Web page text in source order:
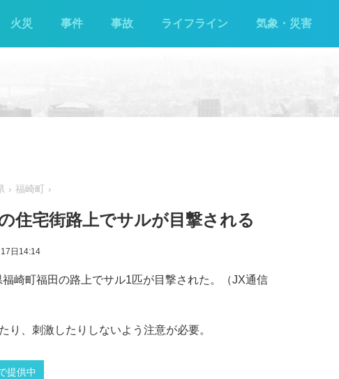
火災 事件 事故 ライフライン 気象・災害
福崎町
住宅街路上でサルが目撃される
日14:14
崎町福田の路上でサル1匹が目撃された。（JX通信
り、刺激したりしないよう注意が必要。
提供中